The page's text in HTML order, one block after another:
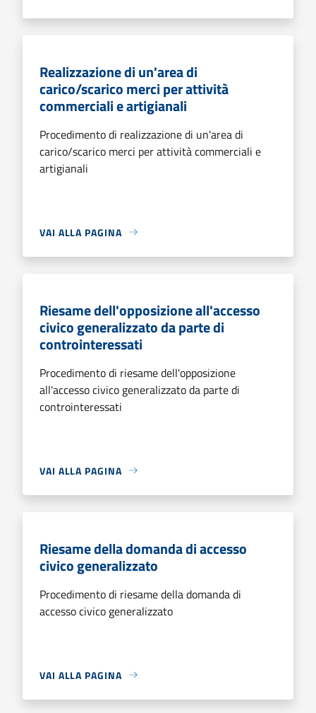
Realizzazione di un'area di
carico/scarico merci per attività
commerciali e artigianali
Procedimento di realizzazione di un'area di
carico/scarico merci per attività commerciali e
artigianali
VAI ALLA PAGINA
Riesame dell'opposizione all'accesso
civico generalizzato da parte di
controinteressati
Procedimento di riesame dell'opposizione
all'accesso civico generalizzato da parte di
controinteressati
VAI ALLA PAGINA
Riesame della domanda di accesso
civico generalizzato
Procedimento di riesame della domanda di
accesso civico generalizzato
VAI ALLA PAGINA